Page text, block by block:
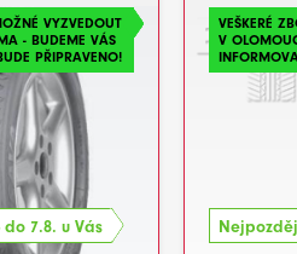
VYZVEDOUT
- BUDEME VÁS
PŘIPRAVENO!
7.8. u Vás
VEŠKERÉ
V